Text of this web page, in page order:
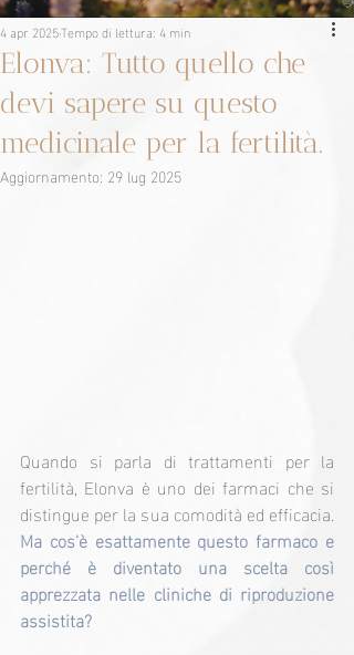
Elonva: Tutto quello che
devi sapere su questo
medicinale per la fertilità.
4 apr 2025Tempo di lettura: 4 min
Aggiornamento: 29 lug 2025
Quando si parla di trattamenti per la
fertilità, Elonva è uno dei farmaci che si
Ma cos'è esattamente questo farmaco e
perché è diventato una scelta così
apprezzata nelle cliniche di riproduzione
assistita?